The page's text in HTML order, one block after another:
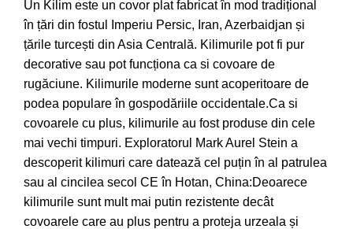
Un Kilim este un covor plat fabricat în mod tradițional
în țări din fostul Imperiu Persic, Iran, Azerbaidjan și
țările turcești din Asia Centrală. Kilimurile pot fi pur
decorative sau pot funcționa ca si covoare de
rugăciune. Kilimurile moderne sunt acoperitoare de
podea populare în gospodăriile occidentale.Ca si
covoarele cu plus, kilimurile au fost produse din cele
mai vechi timpuri. Exploratorul Mark Aurel Stein a
descoperit kilimuri care datează cel puțin în al patrulea
sau al cincilea secol CE în Hotan, China:Deoarece
kilimurile sunt mult mai putin rezistente decât
covoarele care au plus pentru a proteja urzeala și